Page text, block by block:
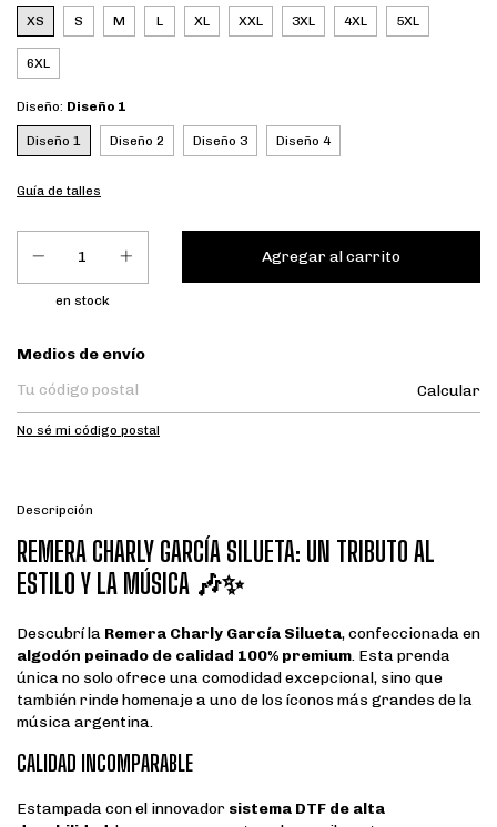
XS S M L XL XXL 3XL 4XL 5XL
6XL
Diseño: Diseño 1
Diseño 1 Diseño 2 Diseño 3 Diseño 4
Guía de talles
en stock
Entregas para el CP:
Medios de envío
Calcular
No sé mi código postal
Descripción
REMERA CHARLY GARCÍA SILUETA: UN TRIBUTO AL
ESTILO Y LA MÚSICA 🎶✨
Descubrí la Remera Charly García Silueta, confeccionada en
algodón peinado de calidad 100% premium. Esta prenda
única no solo ofrece una comodidad excepcional, sino que
también rinde homenaje a uno de los íconos más grandes de la
música argentina.
CALIDAD INCOMPARABLE
Estampada con el innovador sistema DTF de alta